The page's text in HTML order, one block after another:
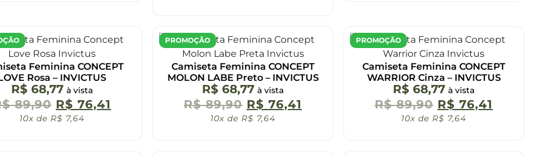
Feminina CONCEPT
Rosa – INVICTUS
R$ 68,77 à vista
89,90 R$ 76,41
10x de R$ 7,64
PROMOÇÃO
Camiseta Feminina CONCEPT
MOLON LABE Preto – INVICTUS
R$ 68,77 à vista
R$89,90 R$ 76,41
10x de R$ 7,64
PROMOÇÃO
Camiseta Feminina CONCEPT
WARRIOR Cinza – INVICTUS
R$ 68,77 à vista
R$89,90 R$ 76,41
10x de R$ 7,64